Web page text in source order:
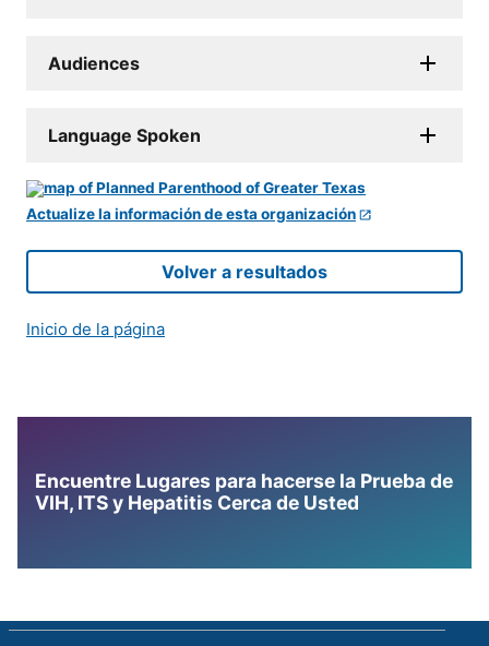
Audiences
Language Spoken
Actualize la información de esta organización
Volver a resultados
Inicio de la página
Encuentre Lugares para hacerse la Prueba de
VIH, ITS y Hepatitis Cerca de Usted